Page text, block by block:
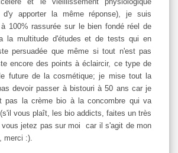
d'y apporter la même réponse), je suis
100% rassurée sur le bien fondé réel de
la multitude d'études et de tests qui en
persuadée que même si tout n'est pas
encore des points à éclaircir, ce type de
future de la cosmétique; je mise tout la
devoir passer à bistouri à 50 ans car je
pas la crème bio à la concombre qui va
vous plaît, les bio addicts, faites un très
vous jetez pas sur moi car il s'agit de mon
merci :).